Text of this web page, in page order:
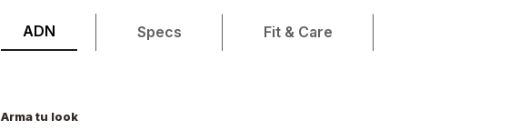
ADN Specs Fit & Care
Arma tu look